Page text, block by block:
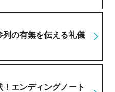
の有無を伝える礼儀
エンディングノート